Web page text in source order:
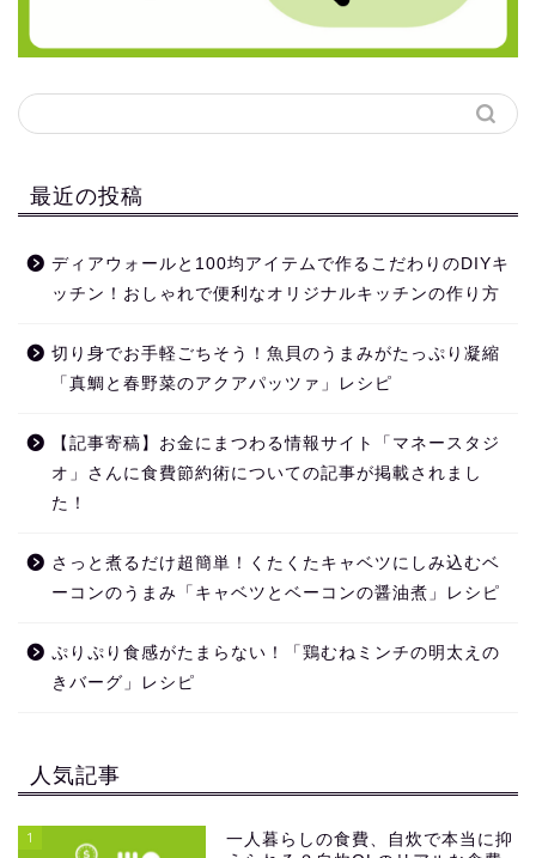
最近の投稿
ディアウォールと100均アイテムで作るこだわりのDIYキ
ッチン！おしゃれで便利なオリジナルキッチンの作り方
切り身でお手軽ごちそう！魚貝のうまみがたっぷり凝縮
「真鯛と春野菜のアクアパッツァ」レシピ
【記事寄稿】お金にまつわる情報サイト「マネースタジ
オ」さんに食費節約術についての記事が掲載されまし
た！
さっと煮るだけ超簡単！くたくたキャベツにしみ込むベ
ーコンのうまみ「キャベツとベーコンの醤油煮」レシピ
ぷりぷり食感がたまらない！「鶏むねミンチの明太えの
きバーグ」レシピ
人気記事
1
一人暮らしの食費、自炊で本当に抑